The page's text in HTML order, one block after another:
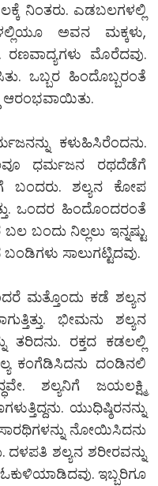
ನಿಂತರು. ಎಡಬಲಗಳಲ್ಲಿ
ಅವನ ಮಕ್ಕಳು,
ರಣವಾದ್ಯಗಳು ಮೊರೆದವು.
ಒಬ್ಬರ ಹಿಂದೊಬ್ಬರಂತೆ
ಆರಂಭವಾಯಿತು.
ಕಳುಹಿಸಿರೆಂದನು.
ಧರ್ಮಜನ ರಥದೆಡೆಗೆ
ಬಂದರು. ಶಲ್ಯನ ಕೋಪ
ಒಂದರ ಹಿಂದೊಂದರಂತೆ
ಬಂದು ನಿಲ್ಲಲು ಇನ್ನಷ್ಟು
ಸಾಲುಗಟ್ಟಿದವು.
ಮತ್ತೊಂದು ಕಡೆ ಶಲ್ಯನ
ಭೀಮನು ಶಲ್ಯನ
ತರಿದನು. ರಕ್ತದ ಕಡಲಲ್ಲಿ
ಕಂಗೆಡಿಸಿದನು ದಂಡಿನಲಿ
ಶಲ್ಯನಿಗೆ ಜಯಲಕ್ಷ್ಮಿ
ಯುಧಿಷ್ಠಿರನನ್ನು
ನೋಯಿಸಿದನು
ದಳಪತಿ ಶಲ್ಯನ ಶರೀರವನ್ನು
ಇಬ್ಬರಿಗೂ